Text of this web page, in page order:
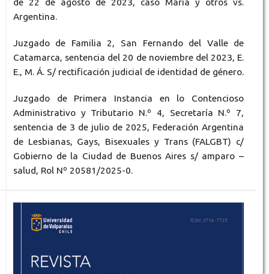
de 22 de agosto de 2023, caso María y otros vs.
Argentina.
Juzgado de Familia 2, San Fernando del Valle de
Catamarca, sentencia del 20 de noviembre del 2023, E.
E., M. Á. S/ rectificación judicial de identidad de género.
Juzgado de Primera Instancia en lo Contencioso
Administrativo y Tributario N.º 4, Secretaría N.º 7,
sentencia de 3 de julio de 2025, Federación Argentina
de Lesbianas, Gays, Bisexuales y Trans (FALGBT) c/
Gobierno de la Ciudad de Buenos Aires s/ amparo –
salud, Rol Nº 20581/2025-0.